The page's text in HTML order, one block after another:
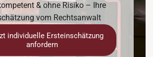
& ohne Risiko – Ihre
vom Rechtsanwalt
individuelle Ersteinschätzung
anfordern